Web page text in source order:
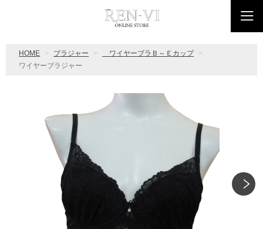
HOME ブラジャー
ワイヤーブラＢ～Ｅカップ
ワイヤーブラジャー